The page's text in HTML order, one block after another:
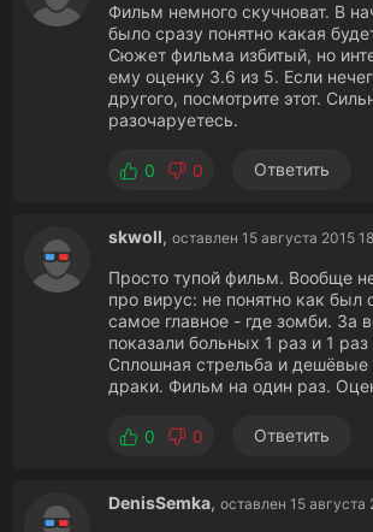
Фильм немного скучноват. В
было сразу понятно какая
Сюжет фильма избитый, но
ему оценку 3.6 из 5. Если
другого, посмотрите этот.
разочаруетесь.
0 0 Ответить
skwoll, оставлен 15 августа 2015
Просто тупой фильм. Вообще
про вирус: не понятно как был
самое главное - где зомби. За
показали больных 1 раз и 1 раз
Сплошная стрельба и дешёвые
драки. Фильм на один раз.
0 0 Ответить
DenisSemka, оставлен 15 августа